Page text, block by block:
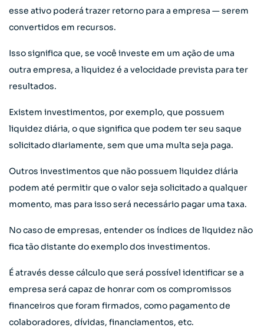
esse ativo poderá trazer retorno para a empresa — serem
convertidos em recursos.
Isso significa que, se você investe em um ação de uma
outra empresa, a liquidez é a velocidade prevista para ter
resultados.
Existem investimentos, por exemplo, que possuem
liquidez diária, o que significa que podem ter seu saque
solicitado diariamente, sem que uma multa seja paga.
Outros investimentos que não possuem liquidez diária
podem até permitir que o valor seja solicitado a qualquer
momento, mas para isso será necessário pagar uma taxa.
No caso de empresas, entender os índices de liquidez não
fica tão distante do exemplo dos investimentos.
É através desse cálculo que será possível identificar se a
empresa será capaz de honrar com os compromissos
financeiros que foram firmados, como pagamento de
colaboradores, dívidas, financiamentos, etc.